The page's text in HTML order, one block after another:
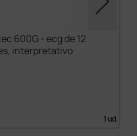
600G - ecg de 12
interpretativo
1 ud.